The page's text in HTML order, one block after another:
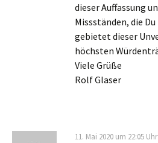
dieser Auffassung
Missständen, die
gebietet dieser
höchsten
Viele Grüße
Rolf Glaser
11. Mai 2020 um 22:05 Uhr